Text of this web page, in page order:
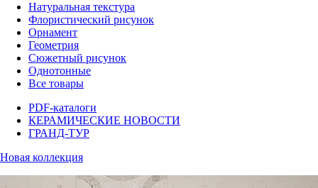
Натуральная текстура
Флористический рисунок
Орнамент
Геометрия
Сюжетный рисунок
Однотонные
Все товары
PDF-каталоги
КЕРАМИЧЕСКИЕ НОВОСТИ
ГРАНД-ТУР
Новая коллекция